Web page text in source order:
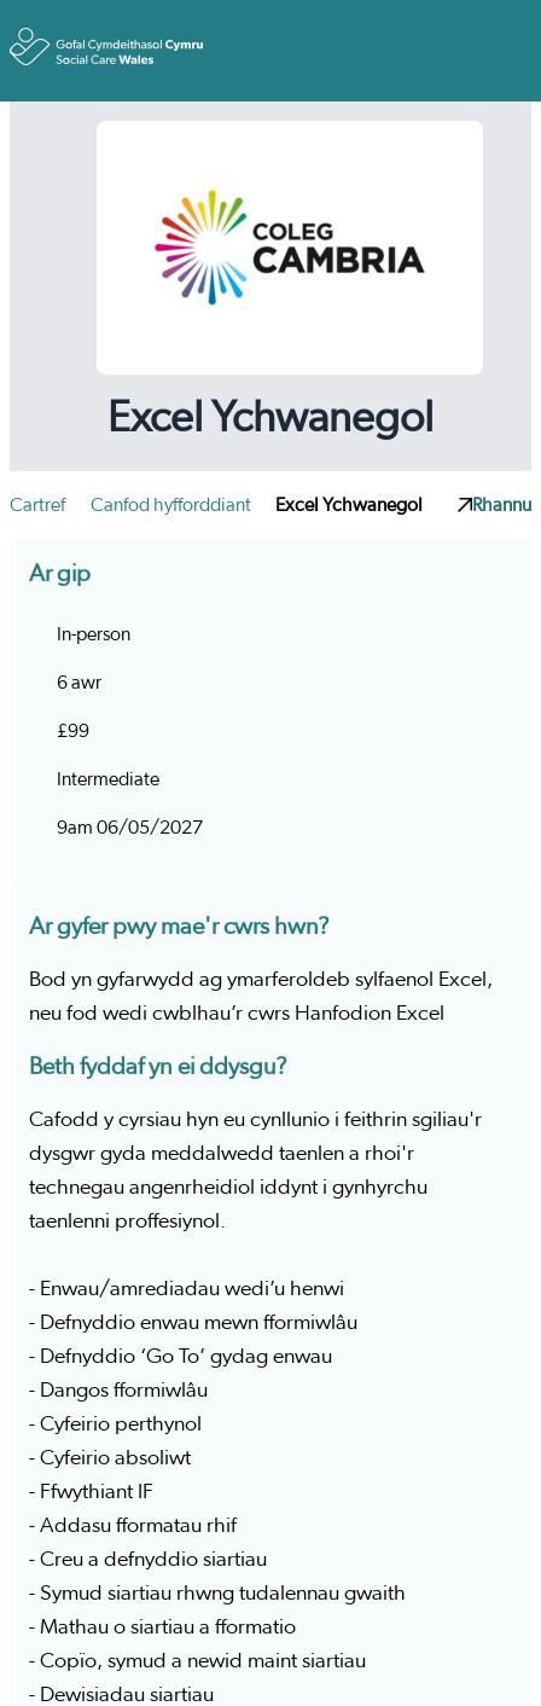
Excel Ychwanegol
Cartref Canfod hyfforddiant Excel Ychwanegol Rhannu
Ar gip
In-person
6 awr
£99
Intermediate
9am 06/05/2027
Ar gyfer pwy mae'r cwrs hwn?
Bod yn gyfarwydd ag ymarferoldeb sylfaenol Excel,
neu fod wedi cwblhau’r cwrs Hanfodion Excel
Beth fyddaf yn ei ddysgu?
Cafodd y cyrsiau hyn eu cynllunio i feithrin sgiliau'r
dysgwr gyda meddalwedd taenlen a rhoi'r
technegau angenrheidiol iddynt i gynhyrchu
taenlenni proffesiynol.
- Enwau/amrediadau wedi’u henwi
- Defnyddio enwau mewn fformiwlâu
- Defnyddio ‘Go To’ gydag enwau
- Dangos fformiwlâu
- Cyfeirio perthynol
- Cyfeirio absoliwt
- Ffwythiant IF
- Addasu fformatau rhif
- Creu a defnyddio siartiau
- Symud siartiau rhwng tudalennau gwaith
- Mathau o siartiau a fformatio
- Copïo, symud a newid maint siartiau
- Dewisiadau siartiau